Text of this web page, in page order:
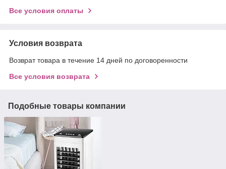
Все условия оплаты
Условия возврата
Возврат товара в течение 14 дней по договоренности
Все условия возврата
Подобные товары компании